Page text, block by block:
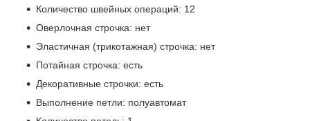
Количество швейных операций: 12
Оверлочная строчка: нет
Эластичная (трикотажная) строчка: нет
Потайная строчка: есть
Декоративные строчки: есть
Выполнение петли: полуавтомат